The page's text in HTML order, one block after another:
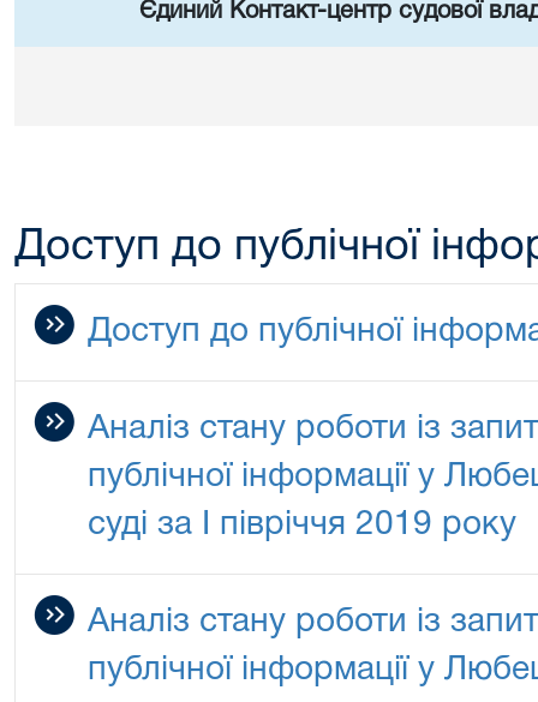
Єдиний Контакт-центр судової
Доступ до публічної
Доступ до публічної
Аналіз стану роботи із
публічної інформації у
суді за І півріччя 2019 року
Аналіз стану роботи із
публічної інформації у